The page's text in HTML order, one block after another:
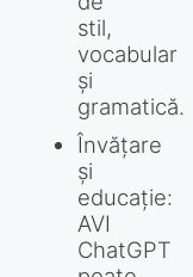
stil,
vocabular
și
gramatică.
Învățare
și
educație:
AVI
ChatGPT